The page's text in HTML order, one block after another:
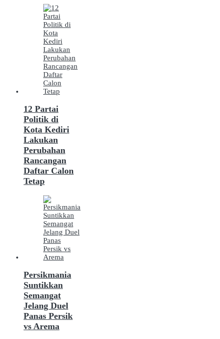
12 Partai
Politik di
Kota Kediri
Lakukan
Perubahan
Rancangan
Daftar Calon
Tetap
Persikmania
Suntikkan
Semangat
Jelang Duel
Panas Persik
vs Arema